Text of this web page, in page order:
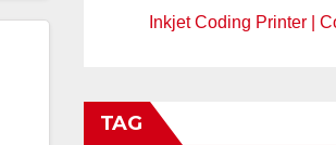
Inkjet Coding Printer |
TAG